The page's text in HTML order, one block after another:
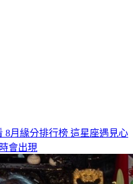
8月緣分排行榜 這星座遇見心
會出現